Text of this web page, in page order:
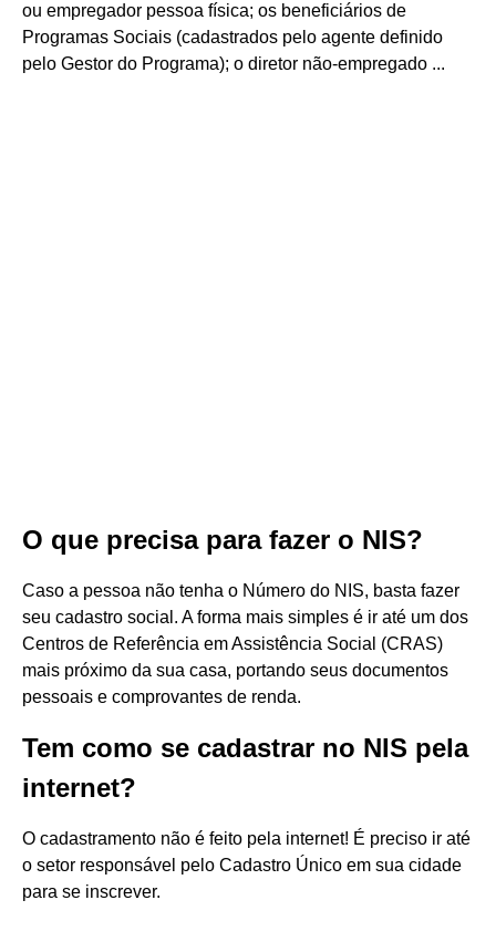
ou empregador pessoa física; os beneficiários de
Programas Sociais (cadastrados pelo agente definido
pelo Gestor do Programa); o diretor não-empregado ...
O que precisa para fazer o NIS?
Caso a pessoa não tenha o Número do NIS, basta fazer
seu cadastro social. A forma mais simples é ir até um dos
Centros de Referência em Assistência Social (CRAS)
mais próximo da sua casa, portando seus documentos
pessoais e comprovantes de renda.
Tem como se cadastrar no NIS pela
internet?
O cadastramento não é feito pela internet! É preciso ir até
o setor responsável pelo Cadastro Único em sua cidade
para se inscrever.